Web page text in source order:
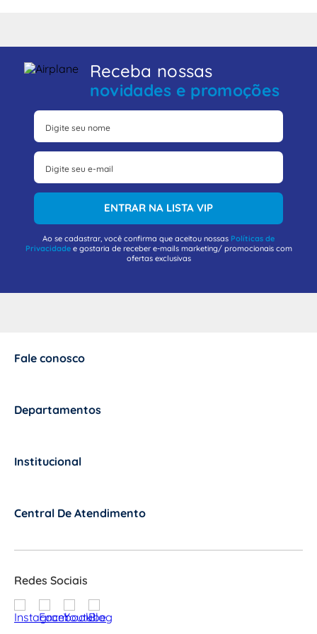
Receba nossas
novidades e promoções
ENTRAR NA LISTA VIP
Ao se cadastrar, você confirma que aceitou nossas Políticas de
Privacidadee gostaria de receber e-mails marketing/ promocionais com
ofertas exclusivas
Fale conosco
Departamentos
Institucional
Central De Atendimento
Redes Sociais